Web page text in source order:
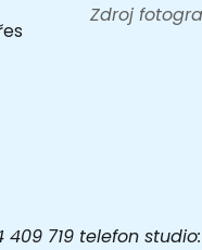
Zdroj
719 telefon